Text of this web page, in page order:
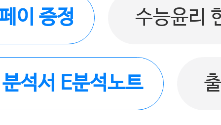
이 증정 수능윤리
석서 E분석노트